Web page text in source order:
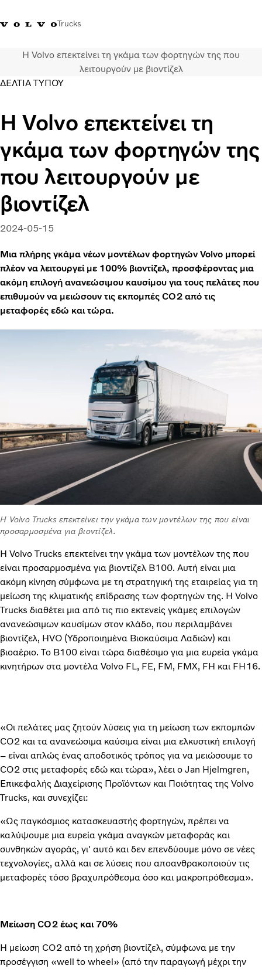
Trucks
+302103483300Merchandise Shop Volvo TrucksGreece
Φορτηγά
Υπηρεσίες
Εντοπισμός συνεργάτη
ΤΕΛΕΥΤΑΙΑ ΝΕΑ
Σχετικά με εμάς
Οι πελάτες μας
Επικοινωνήστε μαζί μας
Η Volvo επεκτείνει τη γκάμα των φορτηγών της που
λειτουργούν με βιοντίζελ
ΔΕΛΤΙΑ ΤΥΠΟΥ
Η Volvo επεκτείνει τη
γκάμα των φορτηγών της
που λειτουργούν με
βιοντίζελ
2024-05-15
Μια πλήρης γκάμα νέων μοντέλων φορτηγών Volvo μπορεί
πλέον να λειτουργεί με 100% βιοντίζελ, προσφέροντας μια
ακόμη επιλογή ανανεώσιμου καυσίμου για τους πελάτες που
επιθυμούν να μειώσουν τις εκπομπές CO2 από τις
μεταφορές εδώ και τώρα.
Η Volvo Trucks επεκτείνει την γκάμα των μοντέλων της που είναι
προσαρμοσμένα για βιοντίζελ.
Η Volvo Trucks επεκτείνει την γκάμα των μοντέλων της που
είναι προσαρμοσμένα για βιοντίζελ B100. Αυτή είναι μια
ακόμη κίνηση σύμφωνα με τη στρατηγική της εταιρείας για τη
μείωση της κλιματικής επίδρασης των φορτηγών της. Η Volvo
Trucks διαθέτει μια από τις πιο εκτενείς γκάμες επιλογών
ανανεώσιμων καυσίμων στον κλάδο, που περιλαμβάνει
βιοντίζελ, HVO (Υδροποιημένα Βιοκαύσιμα Λαδιών) και
βιοαέριο. Το B100 είναι τώρα διαθέσιμο για μια ευρεία γκάμα
κινητήρων στα μοντέλα Volvo FL, FE, FM, FMX, FH και FH16.
«Οι πελάτες μας ζητούν λύσεις για τη μείωση των εκπομπών
CO2 και τα ανανεώσιμα καύσιμα είναι μια ελκυστική επιλογή
– είναι απλώς ένας αποδοτικός τρόπος για να μειώσουμε το
CO2 στις μεταφορές εδώ και τώρα», λέει ο Jan Hjelmgren,
Επικεφαλής Διαχείρισης Προϊόντων και Ποιότητας της Volvo
Trucks, και συνεχίζει:
«Ως παγκόσμιος κατασκευαστής φορτηγών, πρέπει να
καλύψουμε μια ευρεία γκάμα αναγκών μεταφοράς και
συνθηκών αγοράς, γι' αυτό και δεν επενδύουμε μόνο σε νέες
τεχνολογίες, αλλά και σε λύσεις που αποανθρακοποιούν τις
μεταφορές τόσο βραχυπρόθεσμα όσο και μακροπρόθεσμα».
Μείωση CO2 έως και 70%
Η μείωση CO2 από τη χρήση βιοντίζελ, σύμφωνα με την
προσέγγιση «well to wheel» (από την παραγωγή μέχρι την